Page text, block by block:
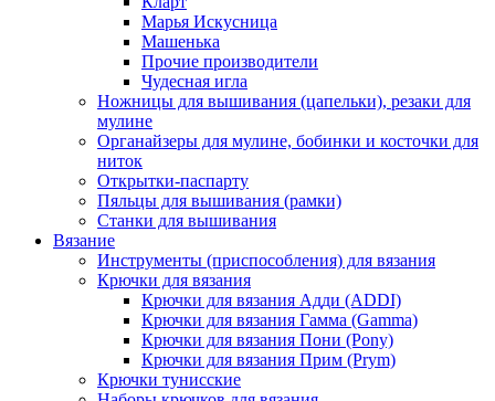
Марья Искусница
Машенька
Прочие производители
Чудесная игла
Ножницы для вышивания (цапельки), резаки для
мулине
Органайзеры для мулине, бобинки и косточки для
ниток
Открытки-паспарту
Пяльцы для вышивания (рамки)
Станки для вышивания
Вязание
Инструменты (приспособления) для вязания
Крючки для вязания
Крючки для вязания Адди (ADDI)
Крючки для вязания Гамма (Gamma)
Крючки для вязания Пони (Pony)
Крючки для вязания Прим (Prym)
Крючки тунисские